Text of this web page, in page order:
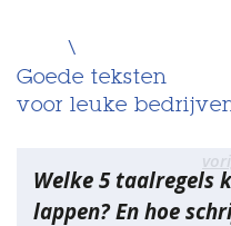
\
Goede teksten
voor leuke
Welke 5 taalregels
lappen? En hoe
Bericht
navigatie